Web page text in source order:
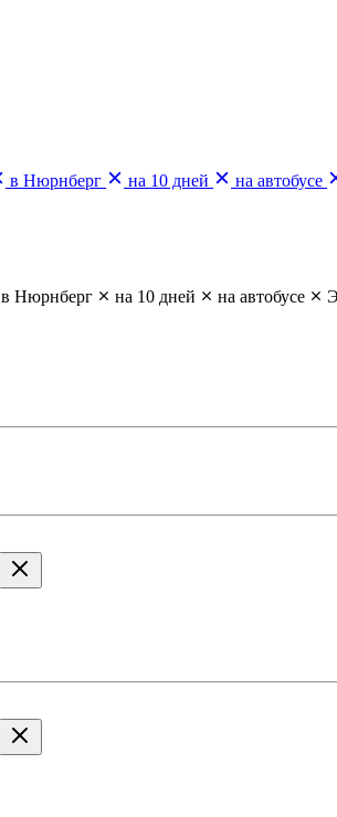
в Нюрнберг на 10 дней на автобусе
в Нюрнберг на 10 дней на автобусе